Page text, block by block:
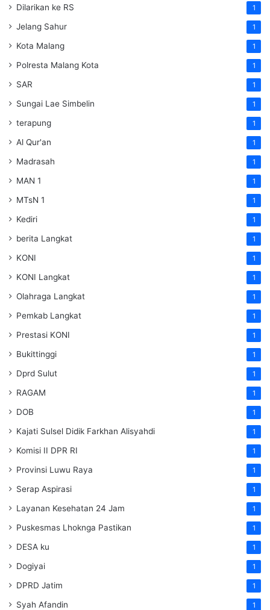
Dilarikan ke RS 1
Jelang Sahur 1
Kota Malang 1
Polresta Malang Kota 1
SAR 1
Sungai Lae Simbelin 1
terapung 1
Al Qur'an 1
Madrasah 1
MAN 1 1
MTsN 1 1
Kediri 1
berita Langkat 1
KONI 1
KONI Langkat 1
Olahraga Langkat 1
Pemkab Langkat 1
Prestasi KONI 1
Bukittinggi 1
Dprd Sulut 1
RAGAM 1
DOB 1
Kajati Sulsel Didik Farkhan Alisyahdi 1
Komisi II DPR RI 1
Provinsi Luwu Raya 1
Serap Aspirasi 1
Layanan Kesehatan 24 Jam 1
Puskesmas Lhoknga Pastikan 1
DESA ku 1
Dogiyai 1
DPRD Jatim 1
Syah Afandin 1